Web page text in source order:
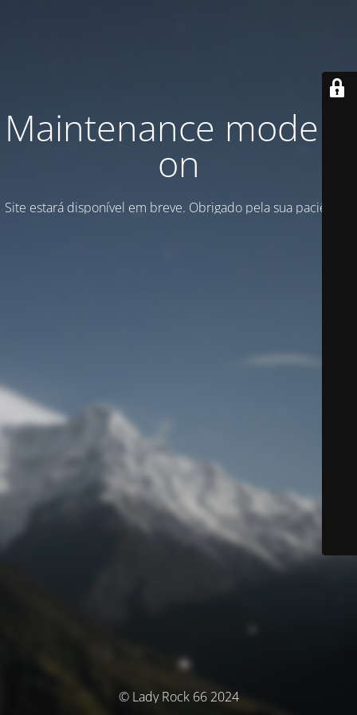
Maintenance mode is
on
Site estará disponível em breve. Obrigado pela sua paciência!
© Lady Rock 66 2024